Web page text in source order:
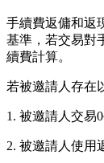
手續費返傭和返
基準，若交易對
續費計算。
若被邀請人存在
1. 被邀請人交易
2. 被邀請人使用